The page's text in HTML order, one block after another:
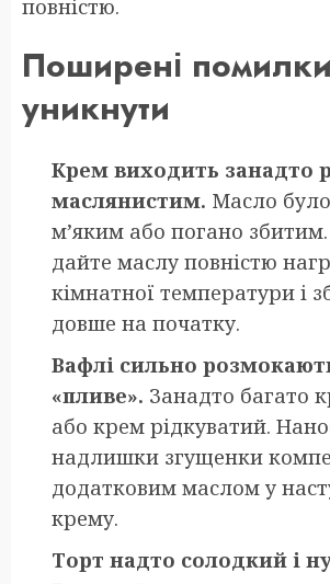
повністю.
Поширені помилки
уникнути
Крем виходить занадто
маслянистим. Масло
м’яким або погано
дайте маслу повністю
кімнатної температури і
довше на початку.
Вафлі сильно
«пливе». Занадто багато
або крем рідкуватий.
надлишки згущенки
додатковим маслом у
крему.
Торт надто солодкий і